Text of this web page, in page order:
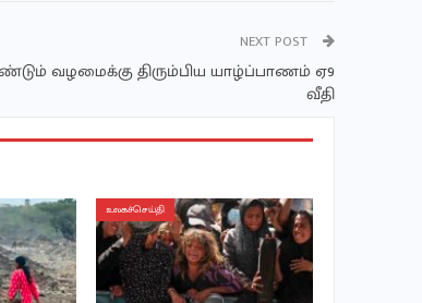
NEXT POST
வழமைக்கு திரும்பிய யாழ்ப்பாணம் ஏ9
வீதி
உலகச்செய்தி